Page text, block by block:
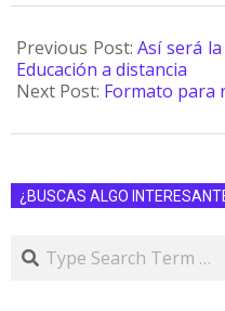
Previous Post:Así será
Educación a distancia
Next Post: Formato para
¿BUSCAS ALGO